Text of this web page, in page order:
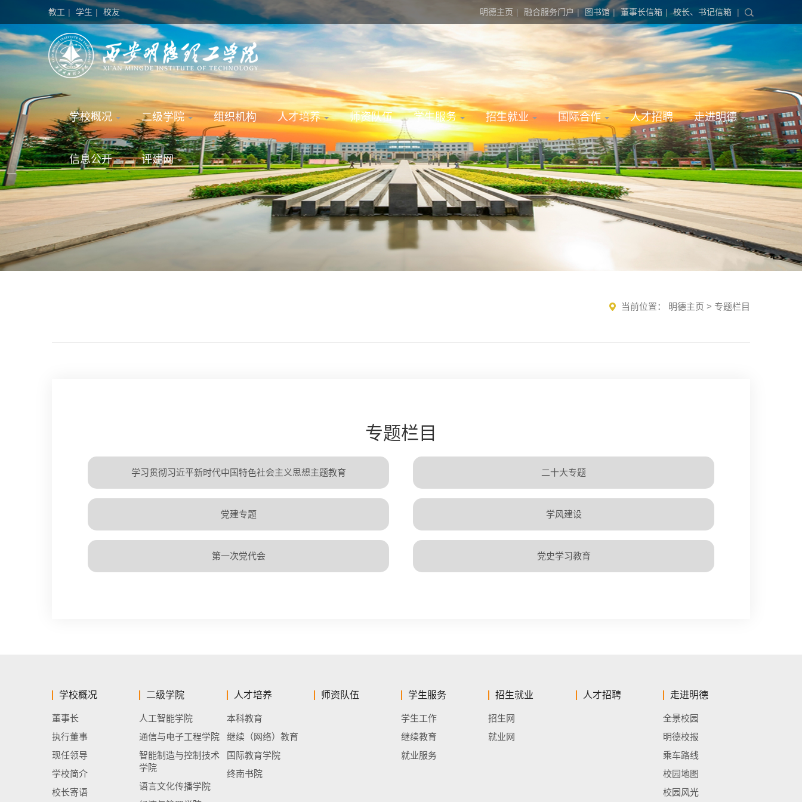
教工 | 学生 | 校友 明德主页 | 融合服务门户 | 图书馆 | 董事长信箱 | 校长、书记信箱 |
学校概况 二级学院 组织机构 人才培养 师资队伍 学生服务 招生就业 国际合作 人才招聘 走进明德
信息公开 评建网
当前位置： 明德主页 > 专题栏目
专题栏目
学习贯彻习近平新时代中国特色社会主义思想主题教育 二十大专题
党建专题 学风建设
第一次党代会 党史学习教育
学校概况
董事长
执行董事
现任领导
学校简介
校长寄语
二级学院
人工智能学院
通信与电子工程学院
智能制造与控制技术
学院
语言文化传播学院
人才培养
本科教育
继续（网络）教育
国际教育学院
终南书院
师资队伍 学生服务
学生工作
继续教育
就业服务
招生就业
招生网
就业网
人才招聘 走进明德
全景校园
明德校报
乘车路线
校园地图
校园风光